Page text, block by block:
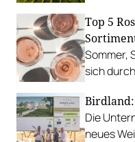
Top 5
Sommer,
sich
Die
neues